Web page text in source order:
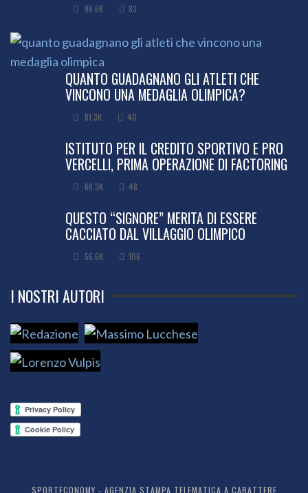
98.6K 83
QUANTO GUADAGNANO GLI ATLETI CHE
VINCONO UNA MEDAGLIA OLIMPICA?
81.3K 40
ISTITUTO PER IL CREDITO SPORTIVO E PRO
VERCELLI, PRIMA OPERAZIONE DI FACTORING
66.3K 48
QUESTO “SIGNORE” MERITA DI ESSERE
CACCIATO DAL VILLAGGIO OLIMPICO
56.6K 106
I NOSTRI AUTORI
SPORTECONOMY - AGENZIA STAMPA TELEMATICA A CARATTERE